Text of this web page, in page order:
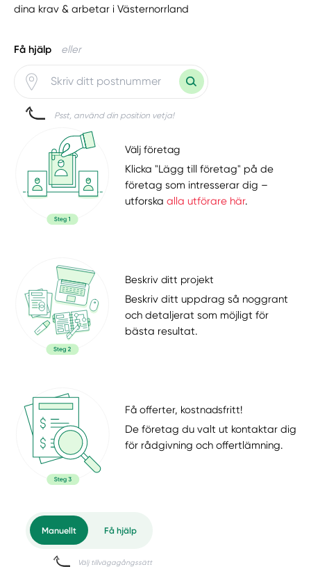
dina krav & arbetar i Västernorrland
Få hjälp eller
Psst, använd din position vetja!
Välj företag
Klicka "Lägg till företag" på de
företag som intresserar dig –
utforskaalla utförare här.
Beskriv ditt projekt
Beskriv ditt uppdrag så noggrant
och detaljerat som möjligt för
bästa resultat.
Få offerter, kostnadsfritt!
De företag du valt ut kontaktar dig
för rådgivning och offertlämning.